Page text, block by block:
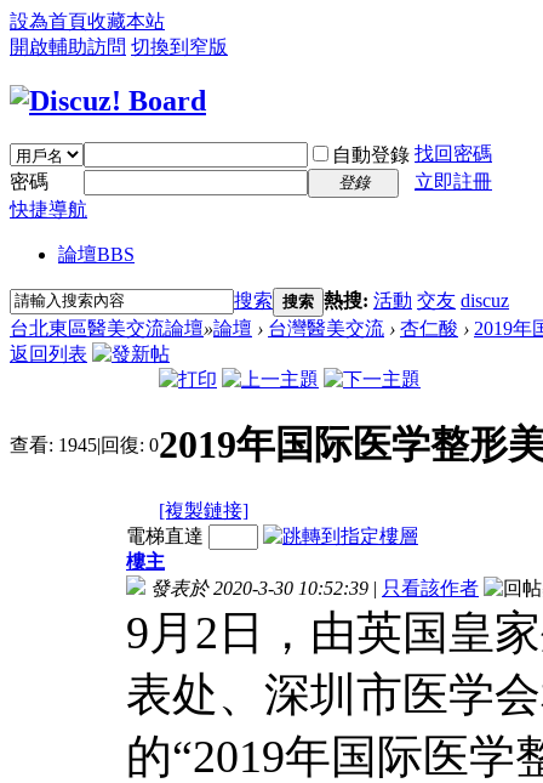
設為首頁收藏本站
開啟輔助訪問 切換到窄版
自動登錄 找回密碼
密碼
登錄
立即註冊
快捷導航
論壇BBS
搜索 搜索 熱搜: 活動 交友 discuz
台北東區醫美交流論壇»論壇 › 台灣醫美交流 › 杏仁酸 › 2019年
返回列表
查看: 1945|回復: 02019年国际医学整形
[複製鏈接]
電梯直達
樓主
發表於 2020-3-30 10:52:39 | 只看該作者
9月2日，由英国皇
表处、深圳市医学
的“2019年国际医学